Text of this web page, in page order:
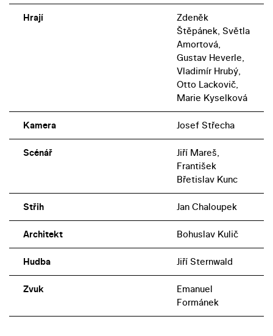
Hrají
Zdeněk
Štěpánek, Světla
Amortová,
Gustav Heverle,
Vladimír Hrubý,
Otto Lackovič,
Marie Kyselková
Kamera Josef Střecha
Scénář
Jiří Mareš,
František
Břetislav Kunc
Střih Jan Chaloupek
Architekt Bohuslav Kulič
Hudba Jiří Sternwald
Zvuk
Emanuel
Formánek